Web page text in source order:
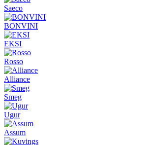
Saeco
BONVINI
EKSI
Rosso
Alliance
Smeg
Ugur
Assum